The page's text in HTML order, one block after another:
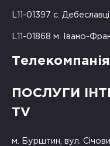
L11-01397 с.
L11-01868 м. Івано-
Телекомпанія
ПОСЛУГИ
TV
м. Бурштин, вул.